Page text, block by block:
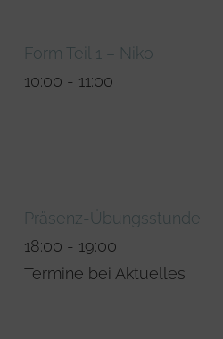
Form Teil 1 – Niko
10:00 - 11:00
Präsenz-Übungsstunde
18:00 - 19:00
Termine bei Aktuelles